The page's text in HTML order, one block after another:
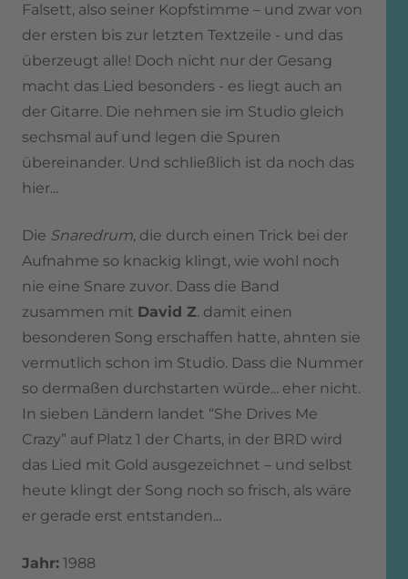
Falsett, also seiner Kopfstimme – und zwar von
der ersten bis zur letzten Textzeile - und das
überzeugt alle! Doch nicht nur der Gesang
macht das Lied besonders - es liegt auch an
der Gitarre. Die nehmen sie im Studio gleich
sechsmal auf und legen die Spuren
übereinander. Und schließlich ist da noch das
hier...
Die Snaredrum, die durch einen Trick bei der
Aufnahme so knackig klingt, wie wohl noch
nie eine Snare zuvor. Dass die Band
zusammen mit David Z. damit einen
besonderen Song erschaffen hatte, ahnten sie
vermutlich schon im Studio. Dass die Nummer
so dermaßen durchstarten würde... eher nicht.
In sieben Ländern landet “She Drives Me
Crazy” auf Platz 1 der Charts, in der BRD wird
das Lied mit Gold ausgezeichnet – und selbst
heute klingt der Song noch so frisch, als wäre
er gerade erst entstanden...
Jahr: 1988